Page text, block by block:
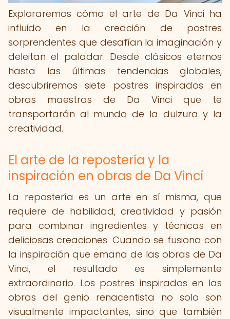
Exploraremos cómo el arte de Da Vinci ha
influido en la creación de postres
sorprendentes que desafían la imaginación y
deleitan el paladar. Desde clásicos eternos
hasta las últimas tendencias globales,
descubriremos siete postres inspirados en
obras maestras de Da Vinci que te
transportarán al mundo de la dulzura y la
creatividad.
El arte de la repostería y la
inspiración en obras de Da Vinci
La repostería es un arte en sí misma, que
requiere de habilidad, creatividad y pasión
para combinar ingredientes y técnicas en
deliciosas creaciones. Cuando se fusiona con
la inspiración que emana de las obras de Da
Vinci, el resultado es simplemente
extraordinario. Los postres inspirados en las
obras del genio renacentista no solo son
visualmente impactantes, sino que también